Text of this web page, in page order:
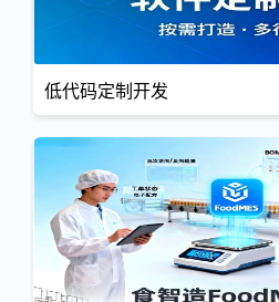
低代码定制开发